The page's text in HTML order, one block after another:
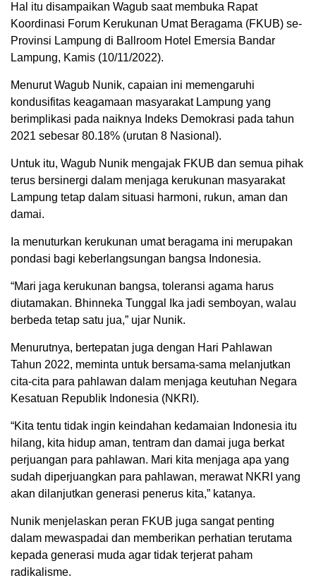
Hal itu disampaikan Wagub saat membuka Rapat
Koordinasi Forum Kerukunan Umat Beragama (FKUB) se-
Provinsi Lampung di Ballroom Hotel Emersia Bandar
Lampung, Kamis (10/11/2022).
Menurut Wagub Nunik, capaian ini memengaruhi
kondusifitas keagamaan masyarakat Lampung yang
berimplikasi pada naiknya Indeks Demokrasi pada tahun
2021 sebesar 80.18% (urutan 8 Nasional).
Untuk itu, Wagub Nunik mengajak FKUB dan semua pihak
terus bersinergi dalam menjaga kerukunan masyarakat
Lampung tetap dalam situasi harmoni, rukun, aman dan
damai.
Ia menuturkan kerukunan umat beragama ini merupakan
pondasi bagi keberlangsungan bangsa Indonesia.
“Mari jaga kerukunan bangsa, toleransi agama harus
diutamakan. Bhinneka Tunggal Ika jadi semboyan, walau
berbeda tetap satu jua,” ujar Nunik.
Menurutnya, bertepatan juga dengan Hari Pahlawan
Tahun 2022, meminta untuk bersama-sama melanjutkan
cita-cita para pahlawan dalam menjaga keutuhan Negara
Kesatuan Republik Indonesia (NKRI).
“Kita tentu tidak ingin keindahan kedamaian Indonesia itu
hilang, kita hidup aman, tentram dan damai juga berkat
perjuangan para pahlawan. Mari kita menjaga apa yang
sudah diperjuangkan para pahlawan, merawat NKRI yang
akan dilanjutkan generasi penerus kita,” katanya.
Nunik menjelaskan peran FKUB juga sangat penting
dalam mewaspadai dan memberikan perhatian terutama
kepada generasi muda agar tidak terjerat paham
radikalisme.